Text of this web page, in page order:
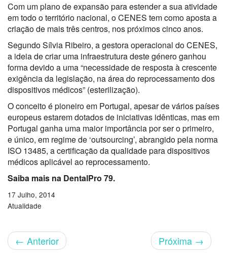
Com um plano de expansão para estender a sua atividade
em todo o território nacional, o CENES tem como aposta a
criação de mais três centros, nos próximos cinco anos.
Segundo Sílvia Ribeiro, a gestora operacional do CENES,
a ideia de criar uma infraestrutura deste género ganhou
forma devido a uma “necessidade de resposta à crescente
exigência da legislação, na área do reprocessamento dos
dispositivos médicos” (esterilização).
O conceito é pioneiro em Portugal, apesar de vários países
europeus estarem dotados de iniciativas idênticas, mas em
Portugal ganha uma maior importância por ser o primeiro,
e único, em regime de ‘outsourcing’, abrangido pela norma
ISO 13485, a certificação da qualidade para dispositivos
médicos aplicável ao reprocessamento.
Saiba mais na DentalPro 79.
17 Julho, 2014
Atualidade
← Anterior Próxima →